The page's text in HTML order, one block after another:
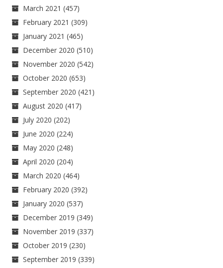
March 2021 (457)
February 2021 (309)
January 2021 (465)
December 2020 (510)
November 2020 (542)
October 2020 (653)
September 2020 (421)
August 2020 (417)
July 2020 (202)
June 2020 (224)
May 2020 (248)
April 2020 (204)
March 2020 (464)
February 2020 (392)
January 2020 (537)
December 2019 (349)
November 2019 (337)
October 2019 (230)
September 2019 (339)